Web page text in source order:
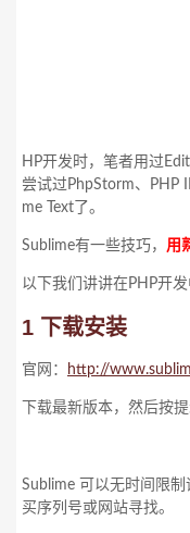
HP开发时，笔者用过
尝试过PhpStorm、PHP
me Text了。
Sublime有一些技巧， 用
以下我们讲讲在PHP开
1 下载安装
官网： http://
下载最新版本，然后按提
Sublime 可以无时间限
买序列号或网站寻找。